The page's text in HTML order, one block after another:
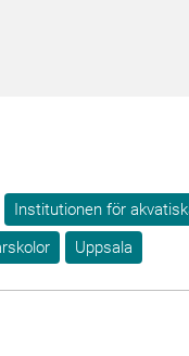
Institutionen för
Uppsala